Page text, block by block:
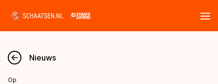
Nieuws
Nieuws
Op